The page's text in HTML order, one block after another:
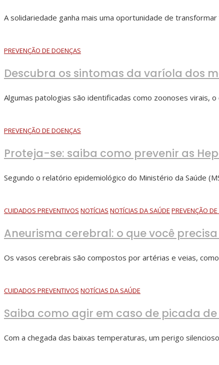
A solidariedade ganha mais uma oportunidade de transformar
PREVENÇÃO DE DOENÇAS
Descubra os sintomas da varíola dos
Algumas patologias são identificadas como zoonoses virais,
PREVENÇÃO DE DOENÇAS
Proteja-se: saiba como prevenir as
Segundo o relatório epidemiológico do Ministério da Saúde
CUIDADOS PREVENTIVOS NOTÍCIAS NOTÍCIAS DA SAÚDE PREVENÇÃO
Aneurisma cerebral: o que você
Os vasos cerebrais são compostos por artérias e veias,
CUIDADOS PREVENTIVOS NOTÍCIAS DA SAÚDE
Saiba como agir em caso de picada
Com a chegada das baixas temperaturas, um perigo